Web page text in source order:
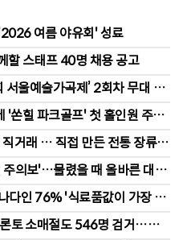
여름 야유회' 성료
할 스태프 40명 채용 공고
울예술가곡제’ 2회차 무대 성
'쏜힐 파크골프' 첫 홀인원 주인
직거래 … 직접 만든 전통 장류도
주의보'…물렸을 때 올바른 대처
다인 76% '식료품값이 가장 부
토 소매절도 546명 검거…훔